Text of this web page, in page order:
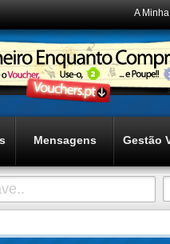
A
Mensagens Gestão